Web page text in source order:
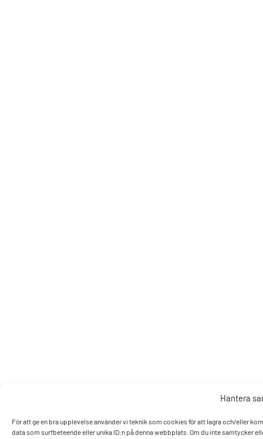
Hantera
För att ge en bra upplevelse använder vi teknik som cookies för att lagra och/eller
data som surfbeteende eller unika ID:n på denna webbplats. Om du inte samtycker